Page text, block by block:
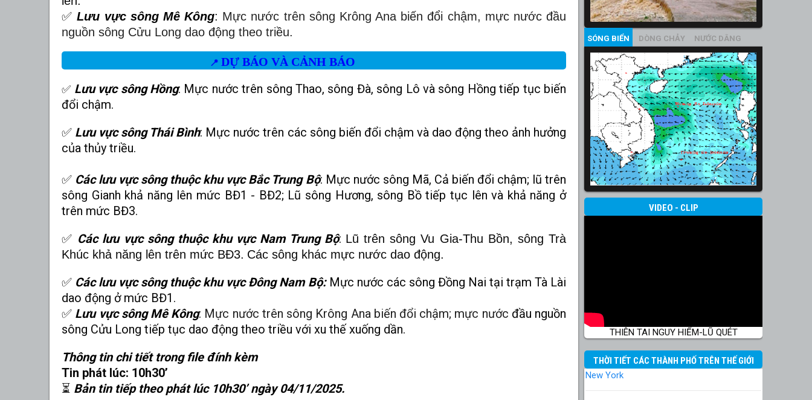
✅Lưu vực sông Mê Kông: Mực nước trên sông Krông Ana biến đổi chậm, mực nước đầu
nguồn sông Cửu Long dao động theo triều.
📍 DỰ BÁO VÀ CẢNH BÁO
✅ Lưu vực sông Hồng: Mực nước trên sông Thao, sông Đà, sông Lô và sông Hồng tiếp tục biến
đổi chậm.
✅ Lưu vực sông Thái Bình: Mực nước trên các sông biến đổi chậm vàdao động theo ảnh hưởng
của thủy triều.
✅ Các lưu vực sông thuộc khu vực Bắc Trung Bộ: Mực nước sông Mã, Cả biến đổi chậm; lũ trên
sông Gianh khả năng lên mức BĐ1 - BĐ2; Lũ sông Hương, sông Bồ tiếp tục lên và khả năng ở
trên mức BĐ3.
✅ Các lưu vực sông thuộc khu vực Nam Trung Bộ: Lũ trên sông Vu Gia-Thu Bồn, sông Trà
Khúc khả năng lên trên mức BĐ3. Các sông khác mực nước dao động.
✅ Các lưu vực sông thuộc khu vực Đông Nam Bộ:Mực nước các sông Đồng Nai tại trạm Tà Lài
dao động ở mức BĐ1.
✅ Lưu vực sông Mê Kông: Mực nước trên sông Krông Ana biến đổi chậm; mực nước đầu nguồn
sông Cửu Long tiếp tục dao động theo triều với xu thế xuống dần.
Thông tin chi tiết trong file đính kèm
Tin phát lúc: 10h30’
⏳ Bản tin tiếp theo phát lúc 10h30’ ngày 04/11/2025.
SÓNG BIỂN DÒNG CHẢY NƯỚC DÂNG
VIDEO - CLIP
THIÊN TAI NGUY HIỂM-LŨ QUÉT
THỜI TIẾT CÁC THÀNH PHỐ TRÊN THẾ GIỚI
New York